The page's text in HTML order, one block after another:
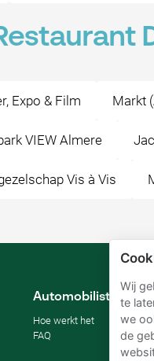
Expo & Film Markt
VIEW Almere
Vis à Vis
Automobilisten
Hoe werkt het
FAQ
Wij
te
we
de